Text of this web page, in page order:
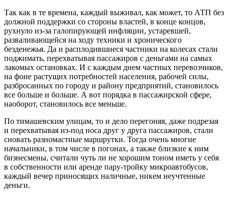
Так как в те времена, каждый выживал, как может, то АТП без
должной поддержки со стороны властей, в конце концов,
рухнуло из-за галопирующей инфляции, устаревшей,
разваливающейся на ходу техники и хронического
безденежья. Да и расплодившиеся частники на колесах стали
поджимать, перехватывая пассажиров с деньгами на самых
лакомых остановках. И с каждым днем частных перевозчиков,
на фоне растущих потребностей населения, рабочей силы,
разбросанных по городу и району предприятий, становилось
все больше и больше. А вот порядка в пассажирской сфере,
наоборот, становилось все меньше.
По тимашевским улицам, то и дело перегоняя, даже подрезая
и перехватывая из-под носа друг у друга пассажиров, стали
сновать разномастные маршрутки. Тогда очень многие
начальники, в том числе в погонах, а также близкие к ним
бизнесмены, считали чуть ли не хорошим тоном иметь у себя
в собственности или аренде пару-тройку микроавтобусов,
каждый вечер приносящих наличные, никем неучтенные
деньги.